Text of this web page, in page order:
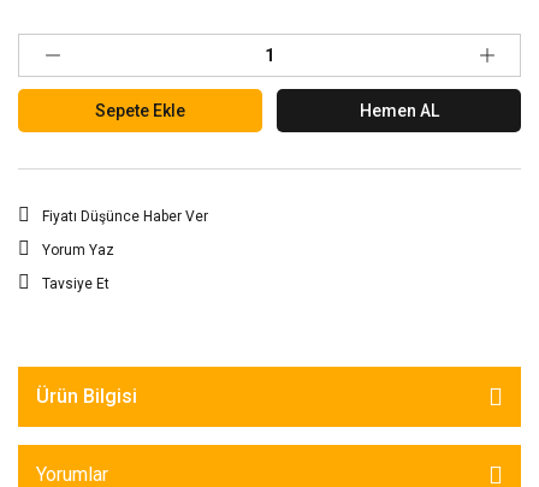
Sepete Ekle Hemen AL
Fiyatı Düşünce Haber Ver
Yorum Yaz
Tavsiye Et
Ürün Bilgisi
Yorumlar